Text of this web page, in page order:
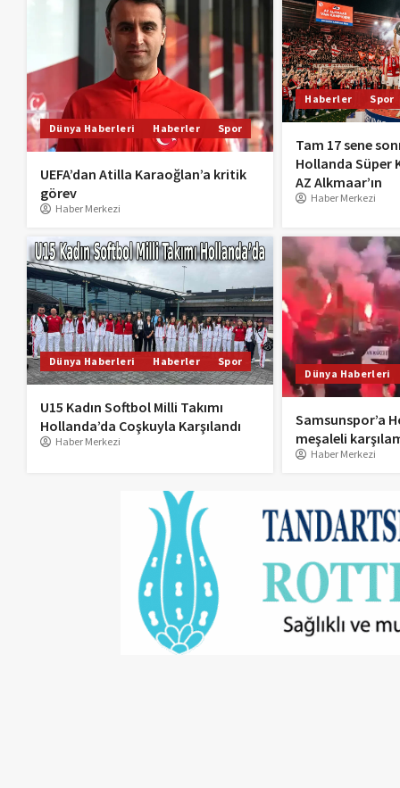
Dünya Haberleri Haberler Spor
UEFA’dan Atilla Karaoğlan’a kritik
görev
Haber Merkezi
Haberler Spor
Tam 17 sene
Hollanda Süper
AZ Alkmaar’ın
Haber Merkezi
Dünya Haberleri Haberler Spor
U15 Kadın Softbol Milli Takımı
Hollanda’da Coşkuyla Karşılandı
Haber Merkezi
Dünya Haberleri
Samsunspor’a
meşaleli
Haber Merkezi